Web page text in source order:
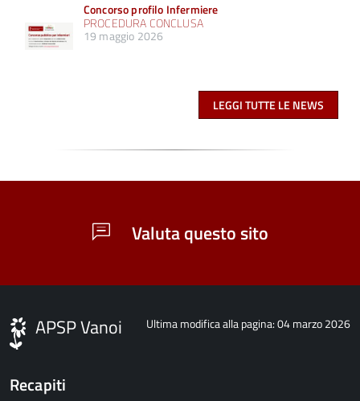
Concorso profilo Infermiere
PROCEDURA CONCLUSA
19 maggio 2026
LEGGI TUTTE LE NEWS
Valuta questo sito
Ultima modifica alla pagina: 04 marzo 2026
APSP Vanoi
Recapiti